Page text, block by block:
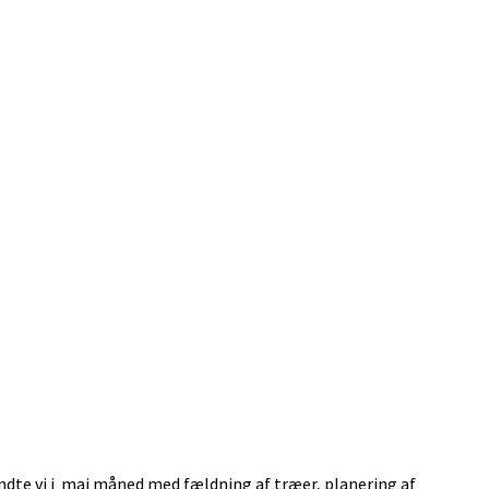
vi i maj måned med fældning af træer, planering af